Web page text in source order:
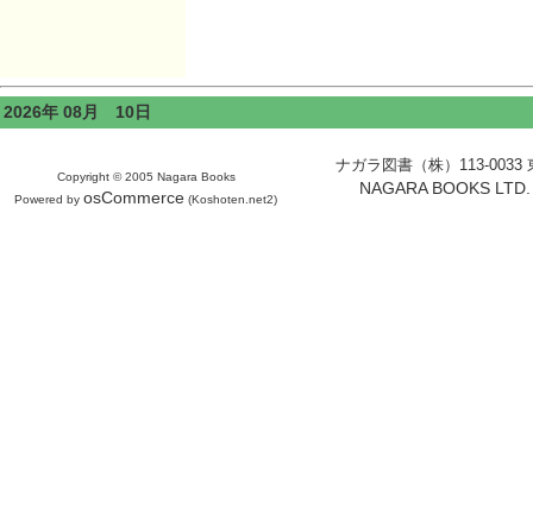
2026年 08月 10日
Copyright © 2005 Nagara Books
Powered by osCommerce (Koshoten.net2)
ナガラ図書（株）113-
NAGARA BOOKS